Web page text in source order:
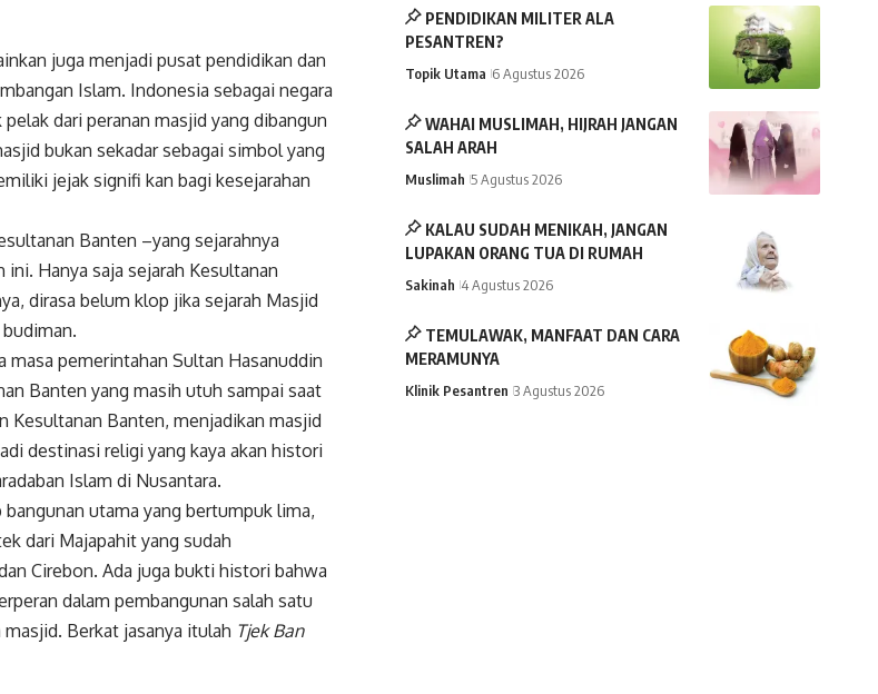
juga menjadi pusat pendidikan dan
Islam. Indonesia sebagai negara
dari peranan masjid yang dibangun
bukan sekadar sebagai simbol yang
jejak signifi kan bagi kesejarahan
Banten –yang sejarahnya
Hanya saja sejarah Kesultanan
dirasa belum klop jika sejarah Masjid
masa pemerintahan Sultan Hasanuddin
Banten yang masih utuh sampai saat
Kesultanan Banten, menjadikan masjid
destinasi religi yang kaya akan histori
Islam di Nusantara.
utama yang bertumpuk lima,
dari Majapahit yang sudah
Cirebon. Ada juga bukti histori bahwa
dalam pembangunan salah satu
Berkat jasanya itulah Tjek Ban
PENDIDIKAN MILITER ALA
PESANTREN?
Topik Utama 6 Agustus 2026
WAHAI MUSLIMAH, HIJRAH JANGAN
SALAH ARAH
Muslimah 5 Agustus 2026
KALAU SUDAH MENIKAH, JANGAN
LUPAKAN ORANG TUA DI RUMAH
Sakinah 4 Agustus 2026
TEMULAWAK, MANFAAT DAN CARA
MERAMUNYA
Klinik Pesantren 3 Agustus 2026